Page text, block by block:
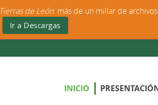
INICIO
Tierras de León: más de un millar de
Ir a Descargas